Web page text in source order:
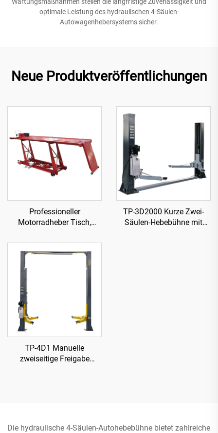
optimale Leistung des hydraulischen 4-Säulen-
Autowagenhebersystems sicher.
Neue Produktveröffentlichungen
Professioneller
Motorradheber Tisch,
TP04101D-500
TP-3D2000 Kurze Zwei-
Säulen-Hebebühne mit
TP-4D1 Manuelle
zweiseitige Freigabe
Die hydraulische 4-Säulen-Autohebebühne bietet zahlreiche